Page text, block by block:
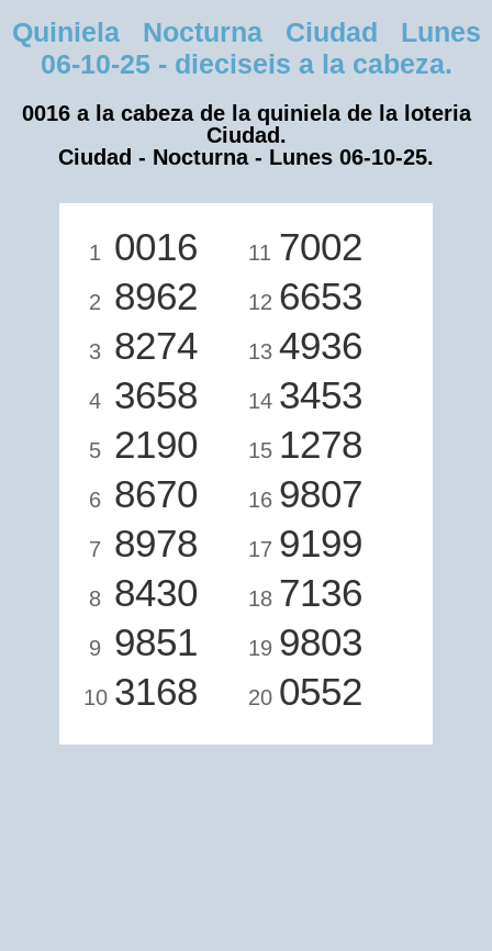
Quiniela Nocturna Ciudad Lunes
06-10-25 - dieciseis a la cabeza.
0016 a la cabeza de la quiniela de la loteria
Ciudad.
Ciudad - Nocturna - Lunes 06-10-25.
1 0016
2 8962
3 8274
4 3658
5 2190
6 8670
7 8978
8 8430
9 9851
10 3168
11 7002
12 6653
13 4936
14 3453
15 1278
16 9807
17 9199
18 7136
19 9803
20 0552